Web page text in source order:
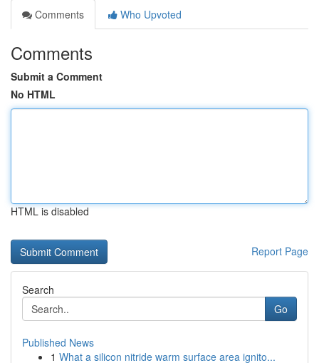
Comments
Who Upvoted
Comments
Submit a Comment
No HTML
HTML is disabled
Report Page
Search
Go
Published News
1 What a silicon nitride warm surface area ignito...